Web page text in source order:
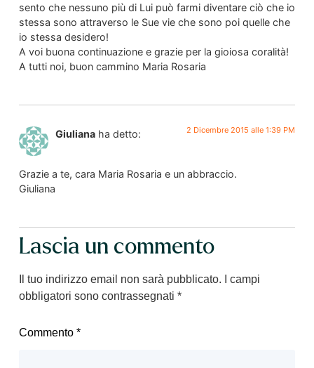
sento che nessuno più di Lui può farmi diventare ciò che io
stessa sono attraverso le Sue vie che sono poi quelle che
io stessa desidero!
A voi buona continuazione e grazie per la gioiosa coralità!
A tutti noi, buon cammino Maria Rosaria
Giuliana ha detto: 2 Dicembre 2015 alle 1:39 PM
Grazie a te, cara Maria Rosaria e un abbraccio.
Giuliana
Lascia un commento
Il tuo indirizzo email non sarà pubblicato.
I campi
obbligatori sono contrassegnati *
Commento *